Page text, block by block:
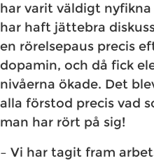
har varit väldigt
har haft jättebra
en rörelsepaus precis
dopamin, och då fick
nivåerna ökade. Det
alla förstod precis vad
man har rört på sig!
– Vi har tagit fram